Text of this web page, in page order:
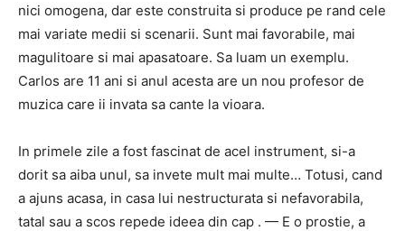
nici omogena, dar este construita si produce pe rand cele
mai variate medii si scenarii. Sunt mai favorabile, mai
magulitoare si mai apasatoare. Sa luam un exemplu.
Carlos are 11 ani si anul acesta are un nou profesor de
muzica care ii invata sa cante la vioara.
In primele zile a fost fascinat de acel instrument, si-a
dorit sa aiba unul, sa invete mult mai multe… Totusi, cand
a ajuns acasa, in casa lui nestructurata si nefavorabila,
tatal sau a scos repede ideea din cap . — E o prostie, a